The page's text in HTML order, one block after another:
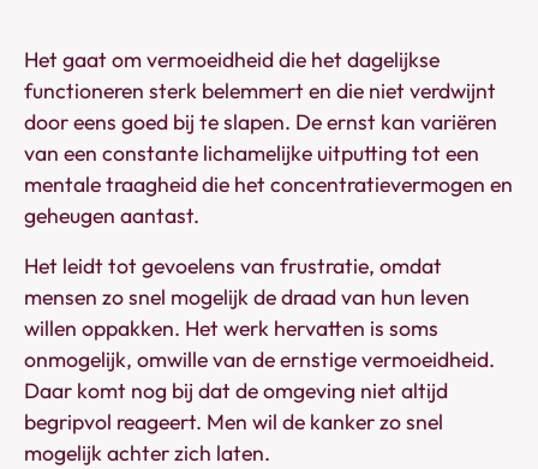
Het gaat om vermoeidheid die het dagelijkse
functioneren sterk belemmert en die niet verdwijnt
door eens goed bij te slapen. De ernst kan variëren
van een constante lichamelijke uitputting tot een
mentale traagheid die het concentratievermogen en
geheugen aantast.
Het leidt tot gevoelens van frustratie, omdat
mensen zo snel mogelijk de draad van hun leven
willen oppakken. Het werk hervatten is soms
onmogelijk, omwille van de ernstige vermoeidheid.
Daar komt nog bij dat de omgeving niet altijd
begripvol reageert. Men wil de kanker zo snel
mogelijk achter zich laten.